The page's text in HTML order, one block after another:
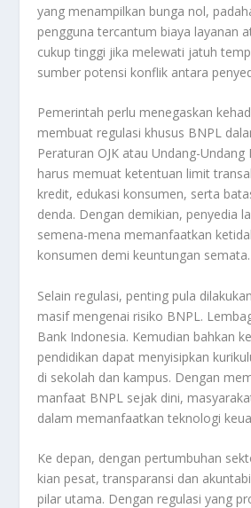
yang menampilkan bunga nol,
pengguna tercantum biaya layanan
cukup tinggi jika melewati jatuh
sumber potensi konflik antara
Pemerintah perlu menegaskan
membuat regulasi khusus BNPL
Peraturan OJK atau Undang-Undang
harus memuat ketentuan limit
kredit, edukasi konsumen, serta
denda. Dengan demikian, penyedia
semena-mena memanfaatkan
konsumen demi keuntungan semata.
Selain regulasi, penting pula
masif mengenai risiko BNPL.
Bank Indonesia. Kemudian bahkan
pendidikan dapat menyisipkan
di sekolah dan kampus. Dengan
manfaat BNPL sejak dini,
dalam memanfaatkan teknologi
Ke depan, dengan pertumbuhan
kian pesat, transparansi dan
pilar utama. Dengan regulasi yang